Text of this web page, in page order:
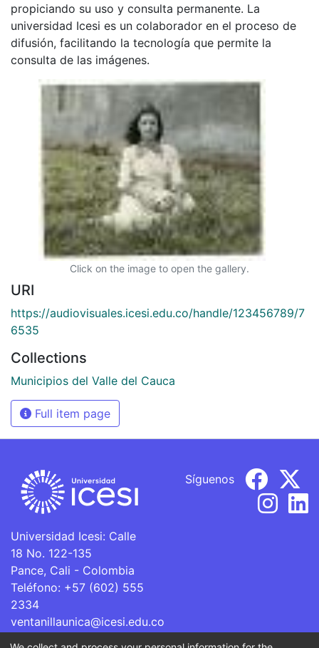
propiciando su uso y consulta permanente. La
universidad Icesi es un colaborador en el proceso de
difusión, facilitando la tecnología que permite la
consulta de las imágenes.
Click on the image to open the gallery.
URI
https://audiovisuales.icesi.edu.co/handle/123456789/7
6535
Collections
Municipios del Valle del Cauca
Full item page
Universidad Icesi: Calle
18 No. 122-135
Pance, Cali - Colombia
Teléfono: +57 (602) 555
2334
ventanillaunica@icesi.edu.co
Síguenos